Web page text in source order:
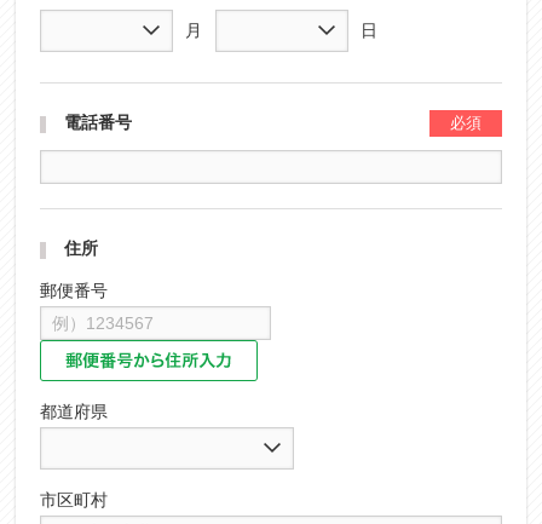
月 日
電話番号
住所
郵便番号
都道府県
市区町村